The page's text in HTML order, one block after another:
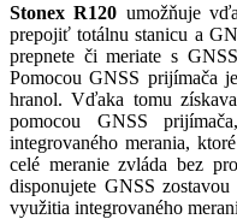
Stonex R120 umožňuje
prepojiť totálnu stanicu a
prepnete či meriate s
Pomocou GNSS prijímača
hranol. Vďaka tomu
pomocou GNSS
integrovaného merania,
celé meranie zvláda bez
disponujete GNSS
využitia integrovaného